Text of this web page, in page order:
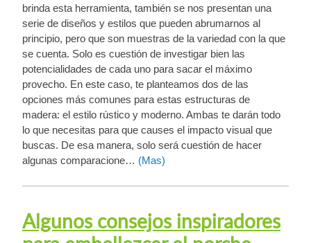
brinda esta herramienta, también se nos presentan una
serie de diseños y estilos que pueden abrumarnos al
principio, pero que son muestras de la variedad con la que
se cuenta. Solo es cuestión de investigar bien las
potencialidades de cada uno para sacar el máximo
provecho. En este caso, te planteamos dos de las
opciones más comunes para estas estructuras de
madera: el estilo rústico y moderno. Ambas te darán todo
lo que necesitas para que causes el impacto visual que
buscas. De esa manera, solo será cuestión de hacer
algunas comparacione… (Mas)
Algunos consejos inspiradores